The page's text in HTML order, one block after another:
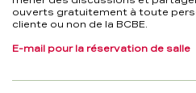
ouverts gratuitement à toute
cliente ou non de la BCBE.
E-mail pour la réservation de salle